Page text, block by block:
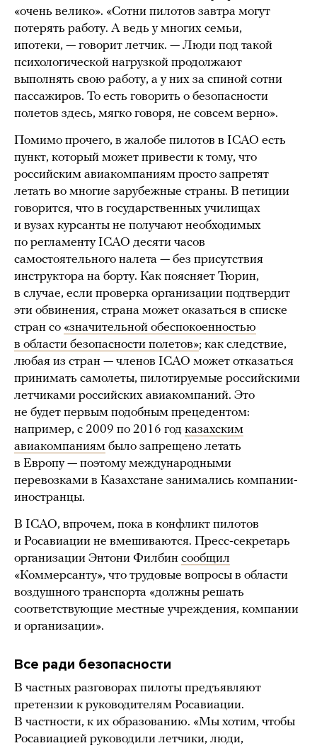
«очень велико». «Сотни пилотов завтра могут
потерять работу. А ведь у многих семьи,
ипотеки, — говорит летчик. — Люди под такой
психологической нагрузкой продолжают
выполнять свою работу, а у них за спиной сотни
пассажиров. То есть говорить о безопасности
полетов здесь, мягко говоря, не совсем верно».
Помимо прочего, в жалобе пилотов в ICAO есть
пункт, который может привести к тому, что
российским авиакомпаниям просто запретят
летать во многие зарубежные страны. В петиции
говорится, что в государственных училищах
и вузах курсанты не получают необходимых
по регламенту ICAO десяти часов
самостоятельного налета — без присутствия
инструктора на борту. Как поясняет Тюрин,
в случае, если проверка организации подтвердит
эти обвинения, страна может оказаться в списке
стран со «значительной обеспокоенностью
в области безопасности полетов»; как следствие,
любая из стран — членов ICAO может отказаться
принимать самолеты, пилотируемые российскими
летчиками российских авиакомпаний. Это
не будет первым подобным прецедентом:
например, с 2009 по 2016 год казахским
авиакомпаниям было запрещено летать
в Европу — поэтому международными
перевозками в Казахстане занимались компании-
иностранцы.
В ICAO, впрочем, пока в конфликт пилотов
и Росавиации не вмешиваются. Пресс-секретарь
организации Энтони Филбин сообщил
«Коммерсанту», что трудовые вопросы в области
воздушного транспорта «должны решать
соответствующие местные учреждения, компании
и организации».
Все ради безопасности
В частных разговорах пилоты предъявляют
претензии к руководителям Росавиации.
В частности, к их образованию. «Мы хотим, чтобы
Росавиацией руководили летчики, люди,